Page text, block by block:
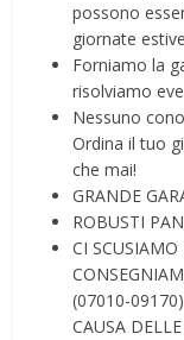
possono
giornate
Forniamo la
risolviamo
Nessuno
Ordina il tuo
che mai!
GRANDE
ROBUSTI
CI SCUSIAMO
(07010-
CAUSA